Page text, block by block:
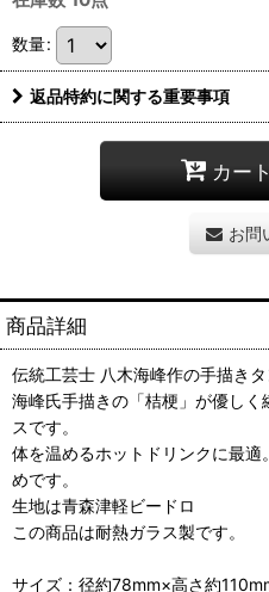
数量:
返品特約に関する重要事項
カー
お問
商品詳細
伝統工芸士 八木海峰作の手描き
海峰氏手描きの「桔梗」が優し
スです。
体を温めるホットドリンクに最
めです。
生地は青森津軽ビードロ
この商品は耐熱ガラス製です。
サイズ：径約78mm×高さ約